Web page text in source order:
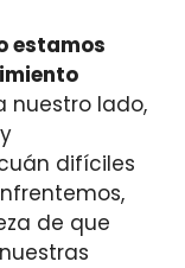
estamos
nuestro lado,
difíciles
de que